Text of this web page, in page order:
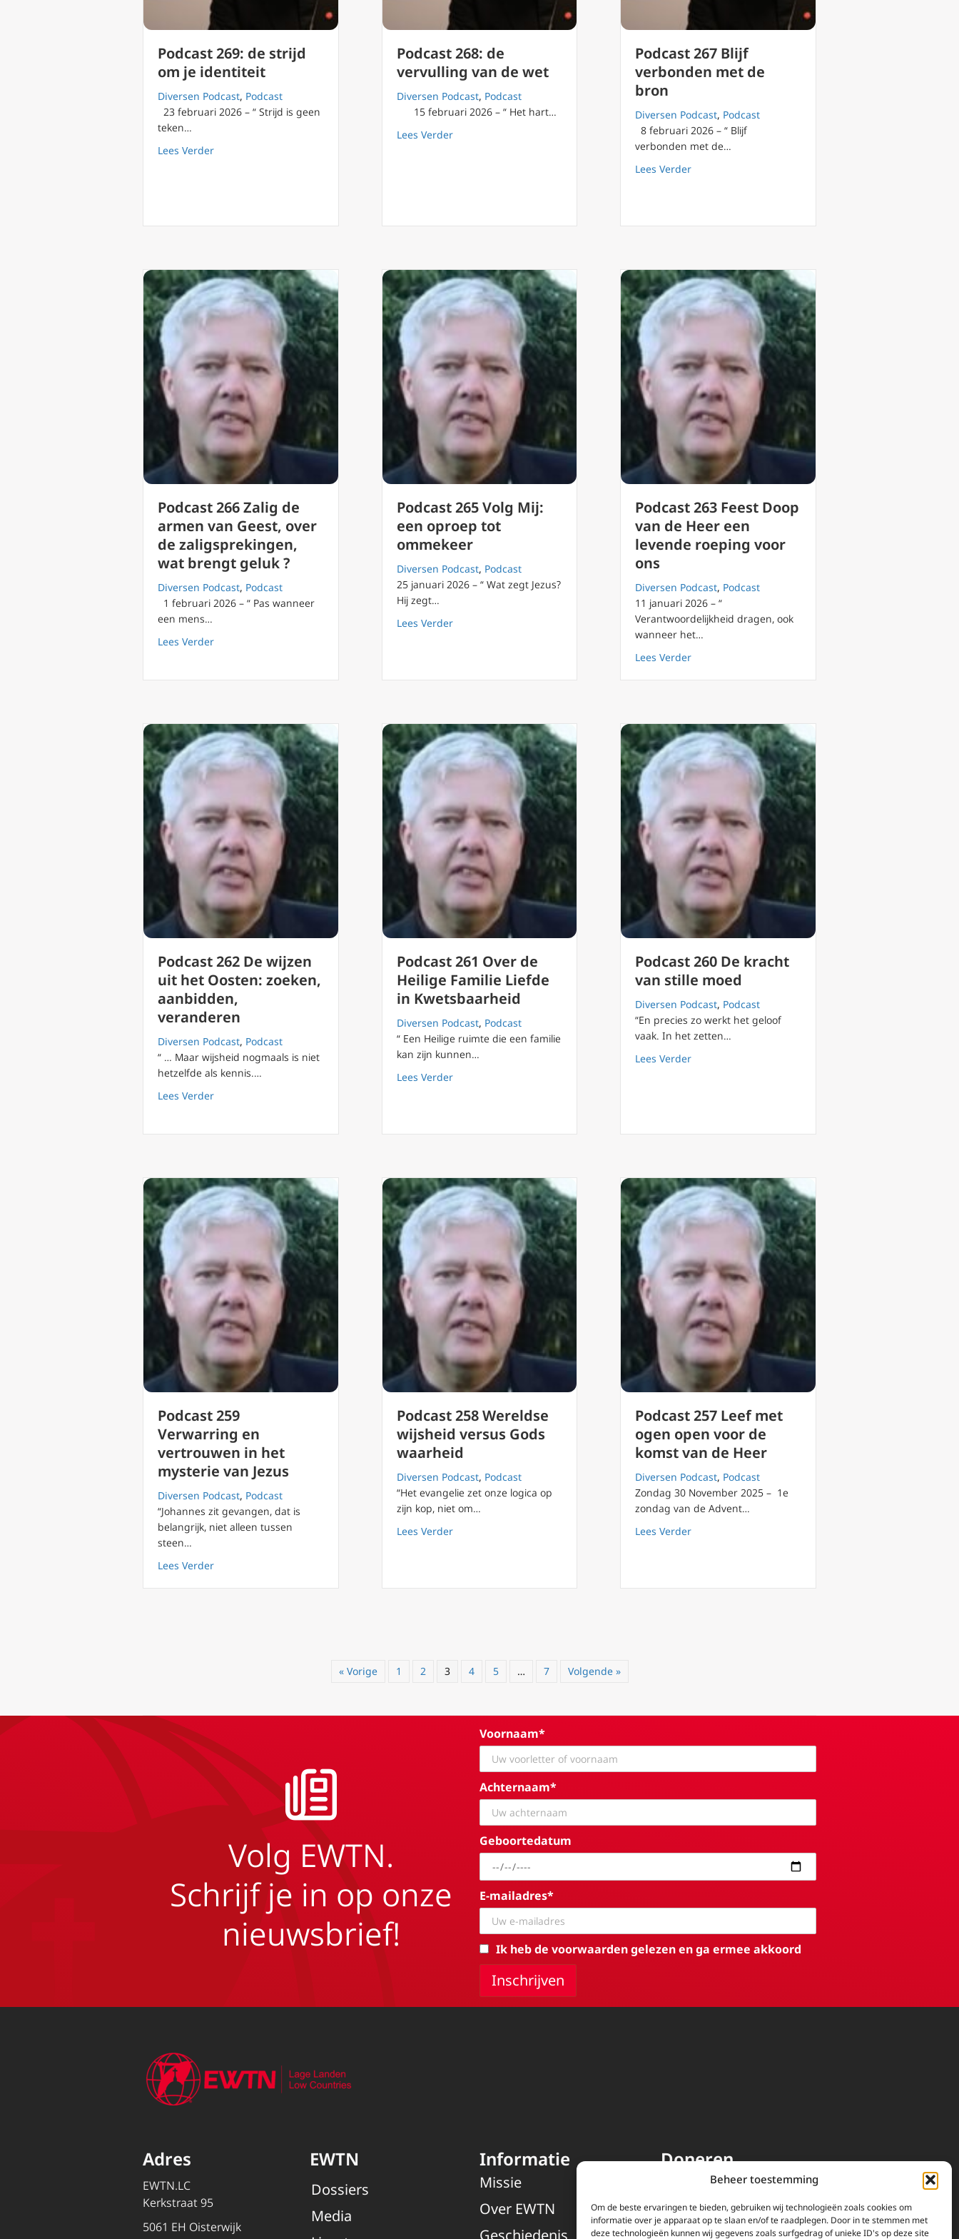
Beheer toestemming
Om de beste ervaringen te bieden, gebruiken wij technologieën zoals cookies om
informatie over je apparaat op te slaan en/of te raadplegen. Door in te stemmen met
deze technologieën kunnen wij gegevens zoals surfgedrag of unieke ID's op deze site
Podcast 269: de strijd
om je identiteit
Diversen Podcast, Podcast
23 februari 2026 – “ Strijd is geen
teken…
Lees Verderabout Podcast 269: de strijd om je identiteit
Podcast 268: de
vervulling van de wet
Diversen Podcast, Podcast
15 februari 2026 – “ Het hart…
Lees Verderabout Podcast 268: de vervulling van de wet
Podcast 267 Blijf
verbonden met de
bron
Diversen Podcast, Podcast
8 februari 2026 – “ Blijf
verbonden met de…
Lees Verderabout Podcast 267 Blijf verbonden met de bron
Podcast 266 Zalig de
armen van Geest, over
de zaligsprekingen,
wat brengt geluk ?
Diversen Podcast, Podcast
1 februari 2026 – “ Pas wanneer
een mens…
Lees Verderabout Podcast 266 Zalig de armen van Geest, over de zaligsprekingen, wat brengt geluk ?
Podcast 265 Volg Mij:
een oproep tot
ommekeer
Diversen Podcast, Podcast
25 januari 2026 – “ Wat zegt Jezus?
Hij zegt…
Lees Verderabout Podcast 265 Volg Mij: een oproep tot ommekeer
Podcast 263 Feest Doop
van de Heer een
levende roeping voor
ons
Diversen Podcast, Podcast
11 januari 2026 – “
Verantwoordelijkheid dragen, ook
wanneer het…
Lees Verderabout Podcast 263 Feest Doop van de Heer een
Podcast 262 De wijzen
uit het Oosten: zoeken,
aanbidden,
veranderen
Diversen Podcast, Podcast
“ … Maar wijsheid nogmaals is niet
hetzelfde als kennis.…
Lees Verderabout Podcast 262 De wijzen uit het Oosten: zoeken, aanbidden, veranderen
Podcast 261 Over de
Heilige Familie Liefde
in Kwetsbaarheid
Diversen Podcast, Podcast
“ Een Heilige ruimte die een familie
kan zijn kunnen…
Lees Verderabout Podcast 261 Over de Heilige Familie Liefde in Kwetsbaarheid
Podcast 260 De kracht
van stille moed
Diversen Podcast, Podcast
“En precies zo werkt het geloof
vaak. In het zetten…
Lees Verderabout Podcast 260 De kracht van stille moed
Podcast 259
Verwarring en
vertrouwen in het
mysterie van Jezus
Diversen Podcast, Podcast
“Johannes zit gevangen, dat is
belangrijk, niet alleen tussen
steen…
Lees Verderabout Podcast 259 Verwarring en vertrouwen in het mysterie van Jezus
Podcast 258 Wereldse
wijsheid versus Gods
waarheid
Diversen Podcast, Podcast
“Het evangelie zet onze logica op
zijn kop, niet om…
Lees Verderabout Podcast 258 Wereldse wijsheid versus Gods waarheid
Podcast 257 Leef met
ogen open voor de
komst van de Heer
Diversen Podcast, Podcast
Zondag 30 November 2025 – 1e
zondag van de Advent…
Lees Verderabout Podcast 257 Leef met ogen open voor de komst
« Vorige 1 2 3 4 5 … 7 Volgende »
Volg EWTN.
Schrijf je in op onze
nieuwsbrief!
Voornaam*
Achternaam*
Geboortedatum
E-mailadres*
Ik heb de voorwaarden gelezen en ga ermee akkoord
Adres
EWTN.LC
Kerkstraat 95
5061 EH Oisterwijk
EWTN
Dossiers
Media
Informatie
Missie
Over EWTN
Geschiedenis
Doneren
EWTN wordt uitsluitend
gefinancierd door uw donaties.
Wij ontvangen bewust geen